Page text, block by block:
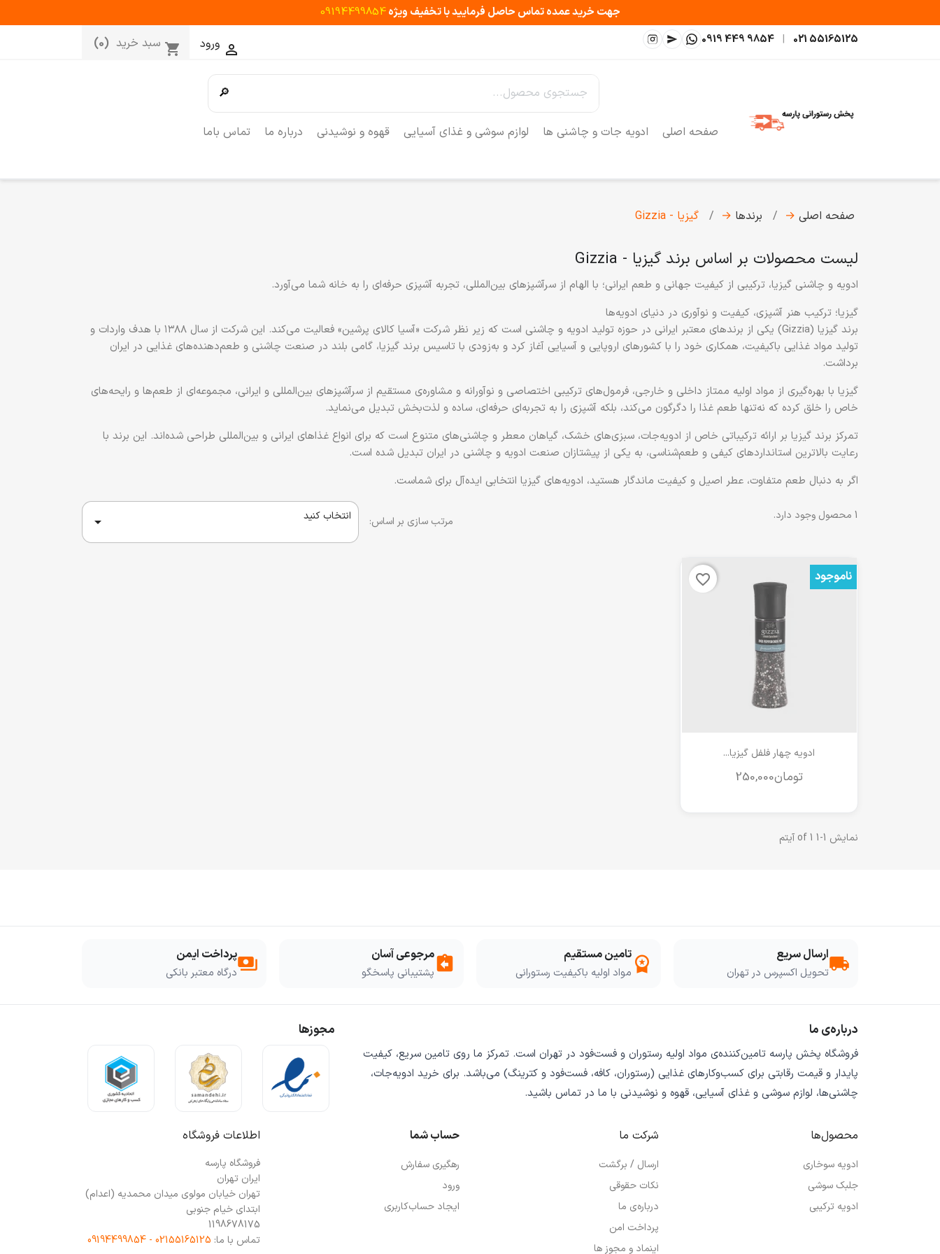
جهت خرید عمده تماس حاصل فرمایید با تخفیف ویژه09194499854
021 55165125
|
0919 449 9854
 ورود shopping_cart سبد خرید (0)
🔎
صفحه اصلی ادویه جات و چاشنی ها لوازم سوشی و غذای آسیایی قهوه و نوشیدنی درباره ما تماس باما
صفحه اصلی → برندها → گیزیا - Gizzia
لیست محصولات بر اساس برند گیزیا - Gizzia
ادویه و چاشنی گیزیا، ترکیبی از کیفیت جهانی و طعم ایرانی؛ با الهام از سرآشپزهای بین‌المللی، تجربه آشپزی حرفه‌ای را به خانه شما می‌آورد.
گیزیا؛ ترکیب هنر آشپزی، کیفیت و نوآوری در دنیای ادویه‌ها
برند گیزیا
(Gizzia) یکی از برندهای معتبر ایرانی در حوزه تولید ادویه و چاشنی است که زیر نظر شرکت «آسیا کالای پرشین» فعالیت می‌کند. این شرکت از سال ۱۳۸۸ با هدف واردات و
تولید مواد غذایی باکیفیت، همکاری خود را با کشورهای اروپایی و آسیایی آغاز کرد و به‌زودی با تاسیس برند گیزیا، گامی بلند در صنعت چاشنی و طعم‌دهنده‌های غذایی در ایران
برداشت.
گیزیا با بهره‌گیری از مواد اولیه ممتاز داخلی و خارجی، فرمول‌های ترکیبی اختصاصی و نوآورانه و مشاوره‌ی مستقیم از سرآشپزهای بین‌المللی و ایرانی، مجموعه‌ای از طعم‌ها و رایحه‌های
خاص را خلق کرده که نه‌تنها طعم غذا را دگرگون می‌کند، بلکه آشپزی را به تجربه‌ای حرفه‌ای، ساده و لذت‌بخش تبدیل می‌نماید.
تمرکز برند گیزیا بر ارائه ترکیباتی خاص از ادویه‌جات، سبزی‌های خشک، گیاهان معطر و چاشنی‌های متنوع است که برای انواع غذاهای ایرانی و بین‌المللی طراحی شده‌اند. این برند با
رعایت بالاترین استانداردهای کیفی و طعم‌شناسی، به یکی از پیشتازان صنعت ادویه و چاشنی در ایران تبدیل شده است.
اگر به دنبال طعم متفاوت، عطر اصیل و کیفیت ماندگار هستید، ادویه‌های گیزیا انتخابی ایده‌آل برای شماست.
1 محصول وجود دارد. مرتب سازی بر اساس: انتخاب کنید 
 مشاهده سریع
ادویه چهار فلفل گیزیا...
ناموجود favorite_border
نمایش 1-1 of 1 آیتم
local_shippingارسال سریع
تحویل اکسپرس در تهران workspace_premium تامین مستقیم
مواد اولیه باکیفیت رستورانی assignment_returnمرجوعی آسان
پشتیبانی پاسخگو paymentsپرداخت ایمن
درگاه معتبر بانکی
درباره‌ی ما
فروشگاه پخش پارسه تامین‌کننده‌ی مواد اولیه رستوران و فست‌فود در تهران است. تمرکز ما روی تامین سریع، کیفیت
پایدار و قیمت رقابتی برای کسب‌وکارهای غذایی (رستوران، کافه، فست‌فود و کترینگ) می‌باشد. برای خرید ادویه‌جات،
چاشنی‌ها، لوازم سوشی و غذای آسیایی، قهوه و نوشیدنی با ما در تماس باشید.
مجوزها
محصول‌ها
ادویه سوخاری
جلبک سوشی
ادویه ترکیبی
شرکت ما
ارسال / برگشت
نکات حقوقی
درباره‌ی ما
پرداخت امن
اینماد و مجوز ها
حساب شما
رهگیری سفارش
ورود
ایجاد حساب‌کاربری
اطلاعات فروشگاه
فروشگاه پارسه
ایران تهران
تهران خیابان مولوی میدان محمدیه (اعدام)
ابتدای خیام جنوبی
1198678175
تماس با ما: 02155165125 - 09194499854